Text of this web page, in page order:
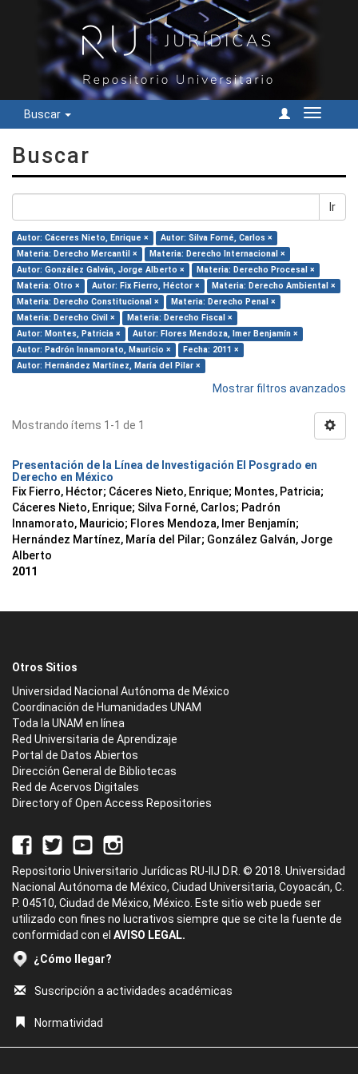
Buscar
Cambiar
Buscar
Ir
Autor: Cáceres Nieto, Enrique ×
Autor: Silva Forné, Carlos ×
Materia: Derecho Mercantil ×
Materia: Derecho Internacional ×
Autor: González Galván, Jorge Alberto ×
Materia: Derecho Procesal ×
Materia: Otro ×
Autor: Fix Fierro, Héctor ×
Materia: Derecho Ambiental ×
Materia: Derecho Constitucional ×
Materia: Derecho Penal ×
Materia: Derecho Civil ×
Materia: Derecho Fiscal ×
Autor: Montes, Patricia ×
Autor: Flores Mendoza, Imer Benjamín ×
Autor: Padrón Innamorato, Mauricio ×
Fecha: 2011 ×
Autor: Hernández Martínez, María del Pilar ×
Mostrar filtros avanzados
Mostrando ítems 1-1 de 1
Presentación de la Línea de Investigación El Posgrado en
Derecho en México
Fix Fierro, Héctor; Cáceres Nieto, Enrique; Montes, Patricia;
Cáceres Nieto, Enrique; Silva Forné, Carlos; Padrón
Innamorato, Mauricio; Flores Mendoza, Imer Benjamín;
Hernández Martínez, María del Pilar; González Galván, Jorge
Alberto
2011
Otros Sitios
Universidad Nacional Autónoma de México
Coordinación de Humanidades UNAM
Toda la UNAM en línea
Red Universitaria de Aprendizaje
Portal de Datos Abiertos
Dirección General de Bibliotecas
Red de Acervos Digitales
Directory of Open Access Repositories
Repositorio Universitario Jurídicas RU-IIJ D.R. © 2018. Universidad
Nacional Autónoma de México, Ciudad Universitaria, Coyoacán, C.
P. 04510, Ciudad de México, México. Este sitio web puede ser
utilizado con fines no lucrativos siempre que se cite la fuente de
conformidad con el AVISO LEGAL.
¿Cómo llegar?
Suscripción a actividades académicas
Normatividad